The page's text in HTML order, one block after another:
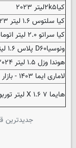
جدیدترین
کیا۲k۵لیتر ۲۰۲۳
کیا سلتوس ۱.۶ لیتر ۲۰۲۳
کیا سراتو ۲.۰ لیتر اتوماتیک GT لاین ۲۰۲۳
ونوسیاD۶۰ پلاس ۱.۶ لیتر ۲۰۲۳
هوندا وزل ۱.۵ لیتر ۲۰۲۴
لاماری ایما ۱۴۰۳ - بازار
هایما ۷ X ۱.۶ لیتر توربو ۱۴۰۳